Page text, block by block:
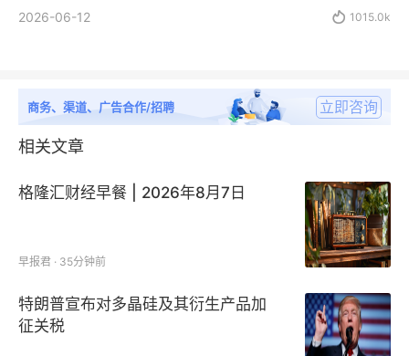
2026-06-12  1015.0k
商务、渠道、广告合作/招聘 立即咨询
相关文章
格隆汇财经早餐 | 2026年8月7日
早报君 · 35分钟前
特朗普宣布对多晶硅及其衍生产品加
征关税